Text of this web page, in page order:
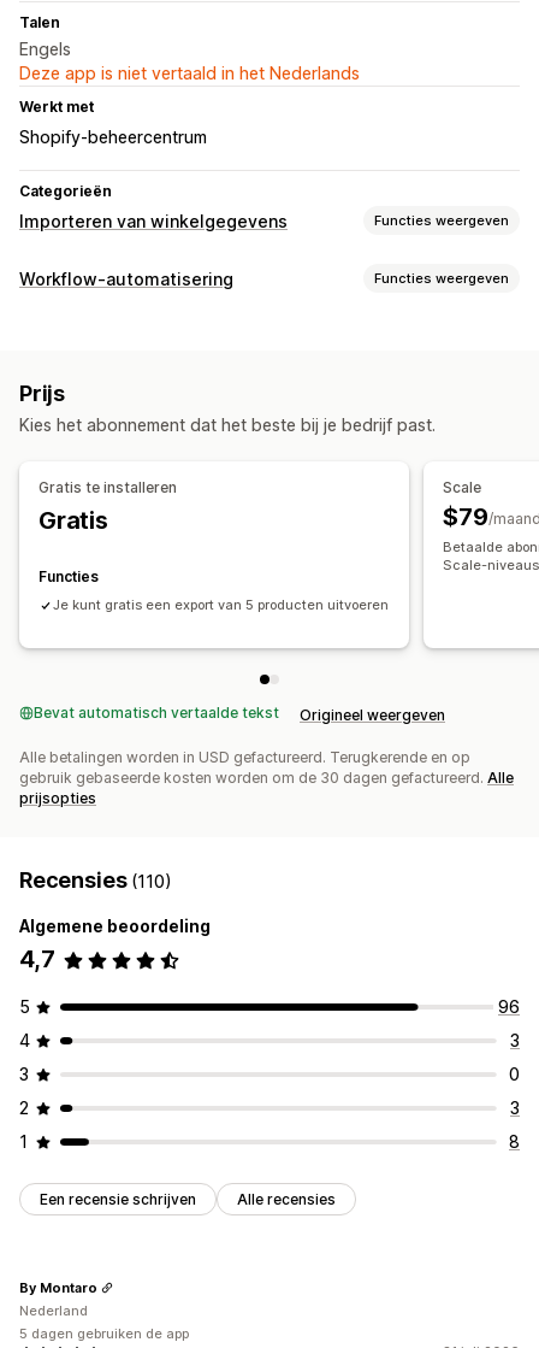
Talen
Engels
Deze app is niet vertaald in het Nederlands
Werkt met
Shopify-beheercentrum
Categorieën
Importeren van winkelgegevens Functies weergeven
Gegevenssynchronisatie
Gegevensmigratie
Bulkexport
Bulkimport Bulkupdates Collecties
Workflow-automatisering Functies weergeven
Afhandeling van bestellingen
Producttags Voorraadaanvulling Op tijd gebaseerd
Automatische gegevenssynchronisatie
Geplande taken
Aangepaste workflows Meerdere winkels
Prijs
Kies het abonnement dat het beste bij je bedrijf past.
Gratis te installeren
Gratis
Functies
Je kunt gratis een export van 5 producten uitvoeren
Scale
$79/
Betaalde
Scale-
Bevat automatisch vertaalde tekst Origineel weergeven
Alle betalingen worden in USD gefactureerd. Terugkerende en op
gebruik gebaseerde kosten worden om de 30 dagen gefactureerd. Alle
prijsopties
Recensies (110)
Algemene beoordeling
4,7
5
96
4
3
3
0
2
3
1
8
Een recensie schrijven Alle recensies
By Montaro
Nederland
5 dagen gebruiken de app